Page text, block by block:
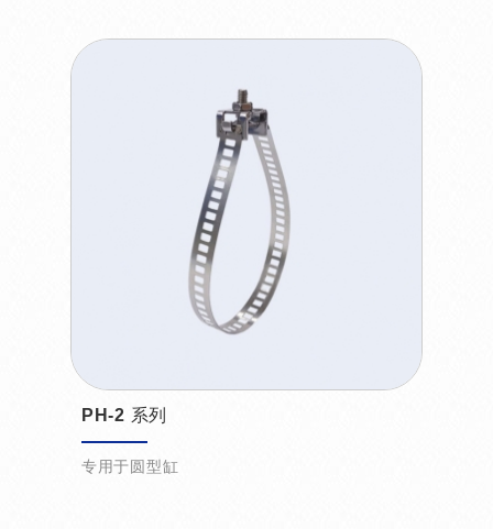
PH-2 系列
专用于圆型缸